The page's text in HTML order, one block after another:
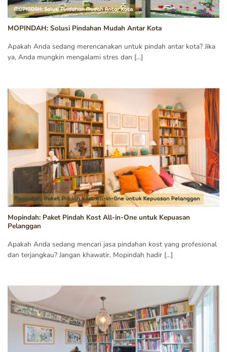
MOPINDAH: Solusi Pindahan Mudah Antar Kota
Apakah Anda sedang merencanakan untuk pindah antar kota? Jika
ya, Anda mungkin mengalami stres dan [...]
Mopindah: Paket Pindah Kost All-in-One untuk Kepuasan
Pelanggan
Apakah Anda sedang mencari jasa pindahan kost yang profesional
dan terjangkau? Jangan khawatir, Mopindah hadir [...]